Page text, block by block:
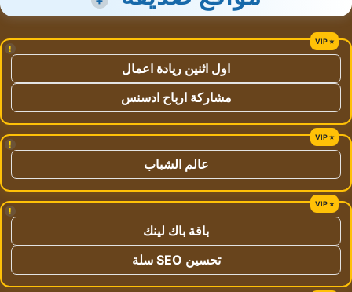
!
اول اثنين ريادة اعمال
مشاركة ارباح ادسنس
!
عالم الشباب
!
باقة باك لينك
تحسين SEO سلة